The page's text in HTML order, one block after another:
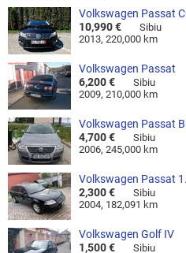
Volkswagen Passat
10,990 €
Sibiu
2013, 220,000 km
Volkswagen Passat
6,200 €
Sibiu
2009, 210,000 km
Volkswagen Passat
4,700 €
Sibiu
2006, 245,000 km
Volkswagen Passat
2,300 €
Sibiu
2004, 182,091 km
Volkswagen Golf IV
1,500 €
Sibiu